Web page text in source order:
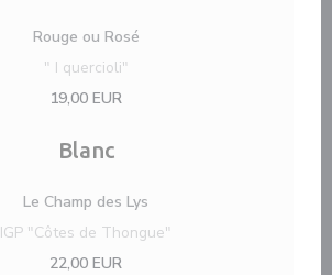
Rouge ou Rosé
" I quercioli"
19,00 EUR
Blanc
Le Champ des Lys
IGP "Côtes de Thongue"
22,00 EUR